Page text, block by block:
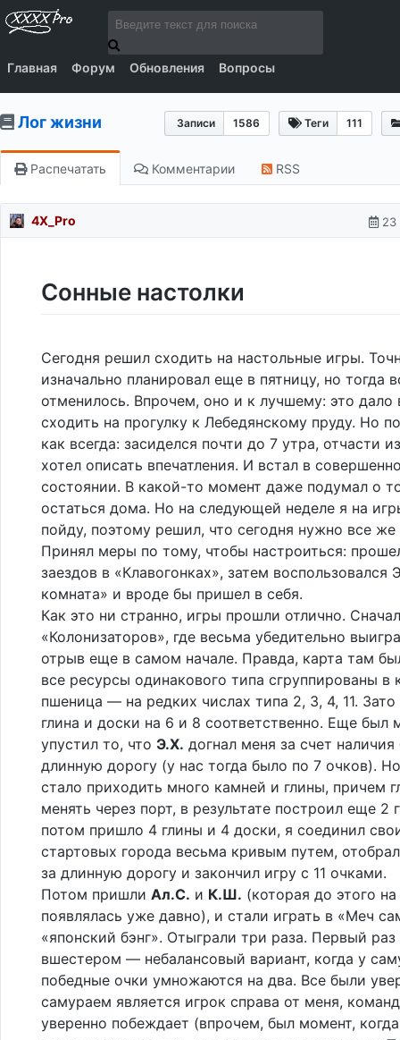
Главная Форум Обновления Вопросы
Записи 1586 Теги 111
Лог жизни
Распечатать Комментарии RSS
4X_Pro 23
Сонные настолки
Сегодня решил сходить на настольные игры.
изначально планировал еще в пятницу, но тогда
отменилось. Впрочем, оно и к лучшему: это дало
сходить на прогулку к Лебедянскому пруду. Но
как всегда: засиделся почти до 7 утра, отчасти
хотел описать впечатления. И встал в
состоянии. В какой-то момент даже подумал о
остаться дома. Но на следующей неделе я на
пойду, поэтому решил, что сегодня нужно все же
Принял меры по тому, чтобы настроиться:
заездов в «Клавогонках», затем воспользовался
комната» и вроде бы пришел в себя.
Как это ни странно, игры прошли отлично.
«Колонизаторов», где весьма убедительно
отрыв еще в самом начале. Правда, карта там
все ресурсы одинакового типа сгруппированы в
пшеница — на редких числах типа 2, 3, 4, 11.
глина и доски на 6 и 8 соответственно. Еще был
упустил то, что Э.Х. догнал меня за счет наличия
длинную дорогу (у нас тогда было по 7 очков).
стало приходить много камней и глины, причем
менять через порт, в результате построил еще 2
потом пришло 4 глины и 4 доски, я соединил
стартовых города весьма кривым путем,
за длинную дорогу и закончил игру с 11 очками.
Потом пришли Ал.С. и К.Ш. (которая до этого
появлялась уже давно), и стали играть в «Меч
«японский бэнг». Отыграли три раза. Первый раз
вшестером — небалансовый вариант, когда у
победные очки умножаются на два. Все были
самураем является игрок справа от меня,
уверенно побеждает (впрочем, был момент,